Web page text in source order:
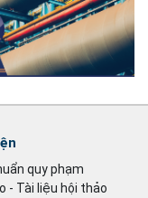
quy phạm
- Tài liệu hội thảo